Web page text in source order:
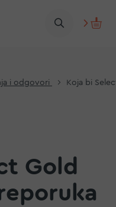
i odgovori Koja bi
Gold